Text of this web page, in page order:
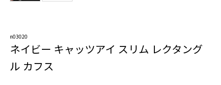
n03020
ネイビー キャッツアイ スリム レクタング
ル カフス